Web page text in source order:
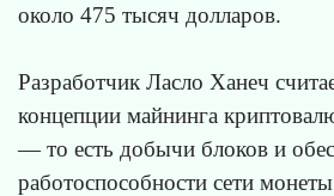
около 475 тысяч долларов.
Разработчик Ласло Ханеч
концепции майнинга
— то есть добычи блоков и
работоспособности сети